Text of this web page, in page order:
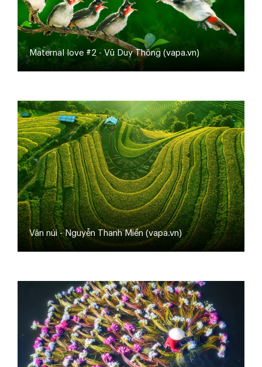
Maternal love #2 - Vũ Duy Thông (vapa.vn)
Vân núi - Nguyễn Thanh Miền (vapa.vn)